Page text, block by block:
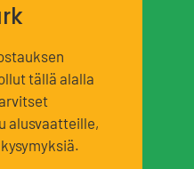
tällä alalla
alusvaatteille,